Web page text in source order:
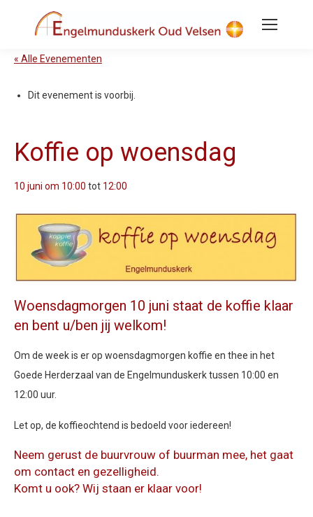
« Alle Evenementen
Dit evenement is voorbij.
Koffie op woensdag
10 juni om 10:00 tot 12:00
Woensdagmorgen 10 juni staat de koffie klaar
en bent u/ben jij welkom!
Om de week is er op woensdagmorgen koffie en thee in het
Goede Herderzaal van de Engelmunduskerk tussen 10:00 en
12:00 uur.
Let op, de koffieochtend is bedoeld voor iedereen!
Neem gerust de buurvrouw of buurman mee, het gaat
om contact en gezelligheid.
Komt u ook? Wij staan er klaar voor!